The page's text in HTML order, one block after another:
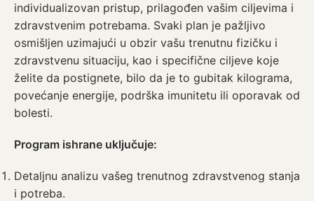
individualizovan pristup, prilagođen vašim ciljevima i
zdravstvenim potrebama. Svaki plan je pažljivo
osmišljen uzimajući u obzir vašu trenutnu fizičku i
zdravstvenu situaciju, kao i specifične ciljeve koje
želite da postignete, bilo da je to gubitak kilograma,
povećanje energije, podrška imunitetu ili oporavak od
bolesti.
Program ishrane uključuje:
Detaljnu analizu vašeg trenutnog zdravstvenog stanja
i potreba.